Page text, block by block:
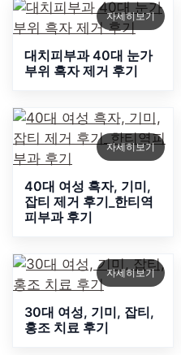
자세히보기
대치피부과 40대 눈가
부위 흑자 제거 후기
자세히보기
40대 여성 흑자, 기미,
잡티 제거 후기_한티역
피부과 후기
자세히보기
30대 여성, 기미, 잡티,
홍조 치료 후기